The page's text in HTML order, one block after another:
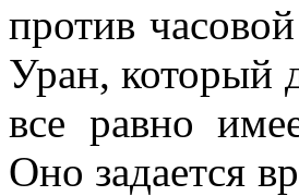
против
Уран, который
все равно
Оно задается